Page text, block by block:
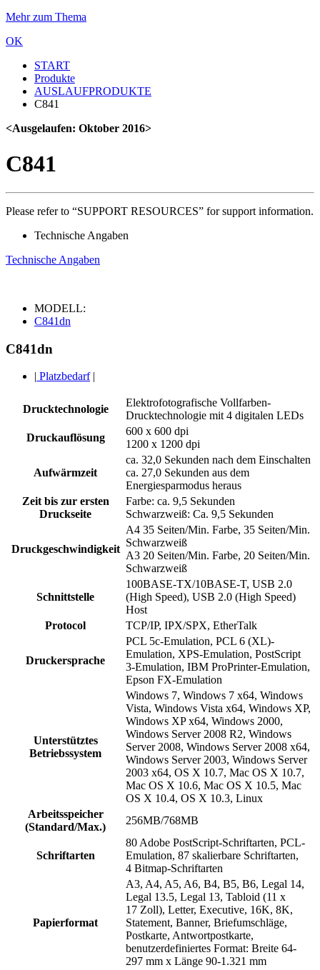
Mehr zum Thema
OK
START
Produkte
AUSLAUFPRODUKTE
C841
<Ausgelaufen: Oktober 2016>
C841
Please refer to “SUPPORT RESOURCES” for support information.
Technische Angaben
Technische Angaben
MODELL:
C841dn
C841dn
| Platzbedarf|
Drucktechnologie
Elektrofotografische Vollfarben-
Drucktechnologie mit 4 digitalen LEDs
Druckauflösung
600 x 600 dpi
1200 x 1200 dpi
Aufwärmzeit
ca. 32,0 Sekunden nach dem Einschalten
ca. 27,0 Sekunden aus dem
Energiesparmodus heraus
Zeit bis zur ersten
Druckseite
Farbe: ca. 9,5 Sekunden
Schwarzweiß: Ca. 9,5 Sekunden
Druckgeschwindigkeit
A4 35 Seiten/Min. Farbe, 35 Seiten/Min.
Schwarzweiß
A3 20 Seiten/Min. Farbe, 20 Seiten/Min.
Schwarzweiß
Schnittstelle
100BASE-TX/10BASE-T, USB 2.0
(High Speed), USB 2.0 (High Speed)
Host
Protocol
TCP/IP, IPX/SPX, EtherTalk
Druckersprache
PCL 5c-Emulation, PCL 6 (XL)-
Emulation, XPS-Emulation, PostScript
3-Emulation, IBM ProPrinter-Emulation,
Epson FX-Emulation
Unterstütztes
Betriebssystem
Windows 7, Windows 7 x64, Windows
Vista, Windows Vista x64, Windows XP,
Windows XP x64, Windows 2000,
Windows Server 2008 R2, Windows
Server 2008, Windows Server 2008 x64,
Windows Server 2003, Windows Server
2003 x64, OS X 10.7, Mac OS X 10.7,
Mac OS X 10.6, Mac OS X 10.5, Mac
OS X 10.4, OS X 10.3, Linux
Arbeitsspeicher
(Standard/Max.)
256MB/768MB
Schriftarten
80 Adobe PostScript-Schriftarten, PCL-
Emulation, 87 skalierbare Schriftarten,
4 Bitmap-Schriftarten
Papierformat
A3, A4, A5, A6, B4, B5, B6, Legal 14,
Legal 13.5, Legal 13, Tabloid (11 x
17 Zoll), Letter, Executive, 16K, 8K,
Statement, Banner, Briefumschläge,
Postkarte, Antwortpostkarte,
benutzerdefiniertes Format: Breite 64-
297 mm x Länge 90-1.321 mm